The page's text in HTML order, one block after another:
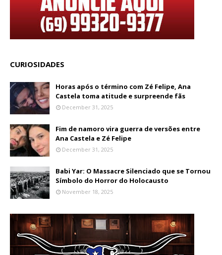
CURIOSIDADES
Horas após o término com Zé Felipe, Ana
Castela toma atitude e surpreende fãs
December 31, 2025
Fim de namoro vira guerra de versões entre
Ana Castela e Zé Felipe
December 31, 2025
Babi Yar: O Massacre Silenciado que se Tornou
Símbolo do Horror do Holocausto
November 18, 2025